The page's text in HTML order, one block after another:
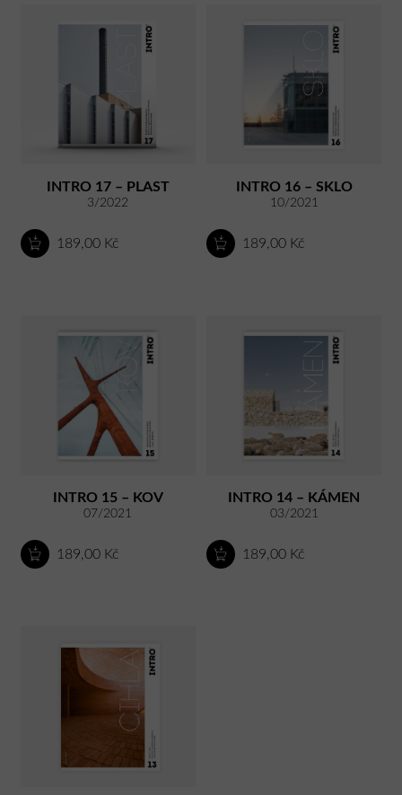
INTRO 17 – PLAST
3/2022
189,00 Kč
INTRO 16 – SKLO
10/2021
189,00 Kč
INTRO 15 – KOV
07/2021
189,00 Kč
INTRO 14 – KÁMEN
03/2021
189,00 Kč